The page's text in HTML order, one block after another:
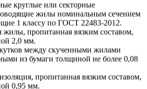
круглые или секторные
жилы номинальным сечением
1 классу по ГОСТ 22483-2012.
жилы, пропитанная вязким составом,
2,0 мм.
между скученными жилами
из бумаги толщиной не более 0,08
пропитанная вязким составом,
0,95 мм.